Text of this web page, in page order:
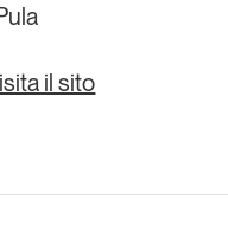
il sito